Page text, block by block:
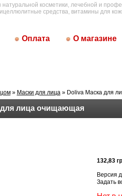
натуральной косметики, лечебной и
средства, витамины для
Оплата О магазине
» Маски для лица» Doliva Маска для
для лица очищающая
132,83
Версия
Задать